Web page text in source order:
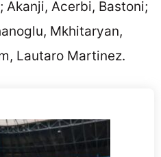
Akanji, Acerbi, Bastoni;
Mkhitaryan,
Lautaro Martinez.